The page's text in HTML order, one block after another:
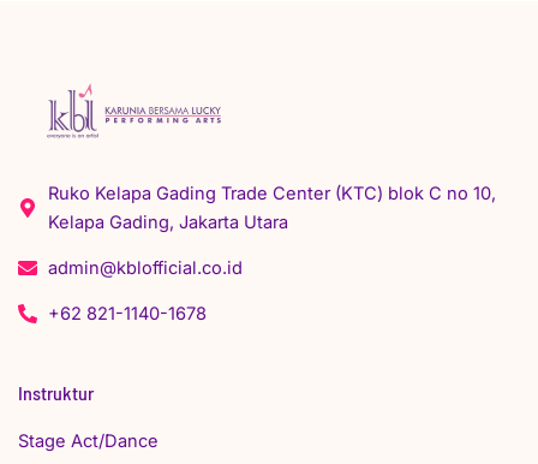
Ruko Kelapa Gading Trade Center (KTC) blok C no 10,
Kelapa Gading, Jakarta Utara
admin@kblofficial.co.id
+62 821-1140-1678
Instruktur
Stage Act/Dance